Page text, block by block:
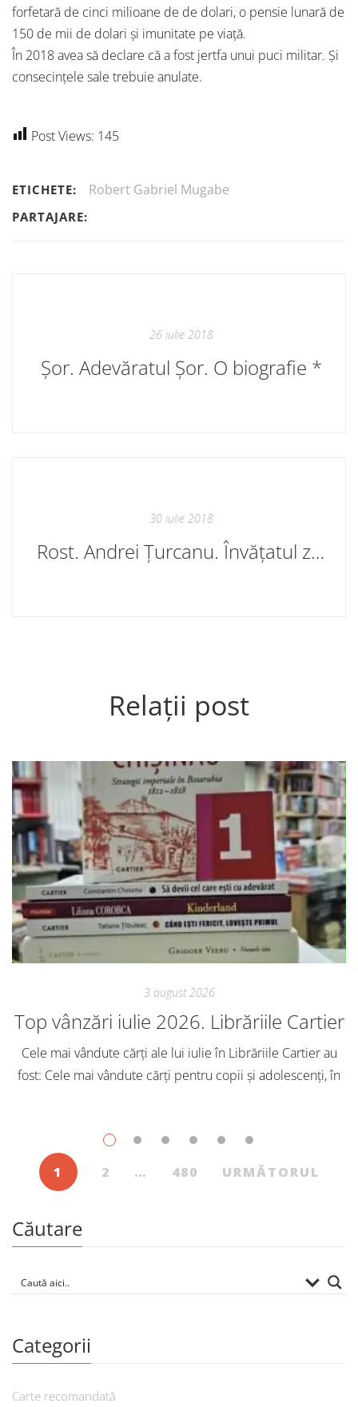
forfetară de cinci milioane de de dolari, o pensie lunară de
150 de mii de dolari și imunitate pe viață.
În 2018 avea să declare că a fost jertfa unui puci militar. Și
consecințele sale trebuie anulate.
Post Views: 145
ETICHETE: Robert Gabriel Mugabe
PARTAJARE:
26 iulie 2018
Șor. Adevăratul Șor. O biografie *
30 iulie 2018
Rost. Andrei Țurcanu. Învățatul zborului printre cuțite
Relații post
3 august 2026
Top vânzări iulie 2026. Librăriile Cartier
Cele mai vândute cărți ale lui iulie în Librăriile Cartier au
fost: Cele mai vândute cărți pentru copii și adolescenți, în
1 2 … 480 URMĂTORUL
Căutare
Categorii
Carte recomandată